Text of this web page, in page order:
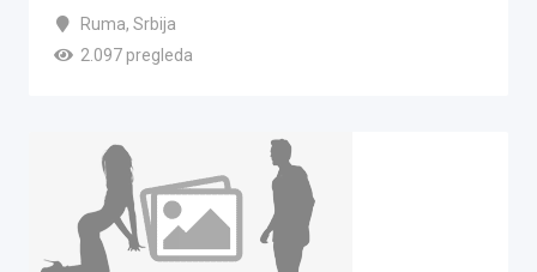
Ruma, Srbija
2.097 pregleda